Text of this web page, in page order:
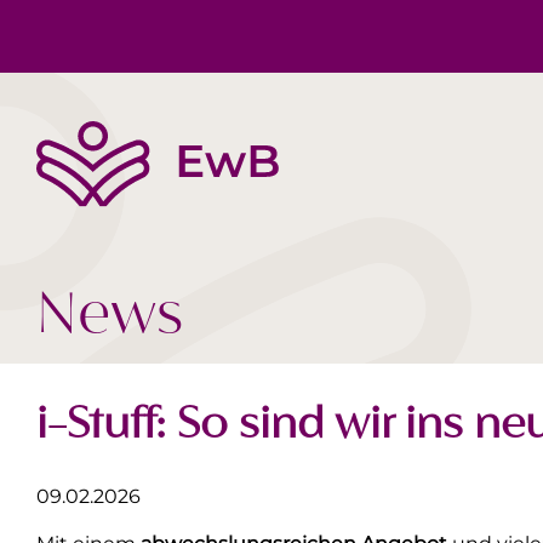
News
i-Stuff: So sind wir ins
09.02.2026